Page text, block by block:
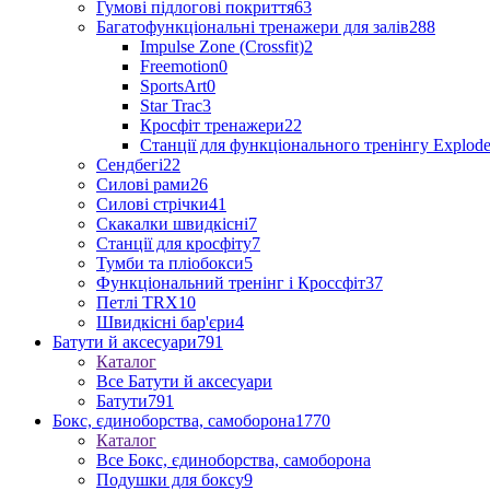
Гумові підлогові покриття63
Багатофункціональні тренажери для залів288
Impulse Zone (Crossfit)2
Freemotion0
SportsArt0
Star Trac3
Кросфіт тренажери22
Станції для функціонального тренінгу Explode
Сендбегі22
Силові рами26
Силові стрічки41
Скакалки швидкісні7
Станції для кросфіту7
Тумби та пліобокси5
Функціональний тренінг і Кроссфіт37
Петлі TRX10
Швидкісні бар'єри4
Батути й аксесуари791
Каталог
Все Батути й аксесуари
Батути791
Бокс, єдиноборства, самоборона1770
Каталог
Все Бокс, єдиноборства, самоборона
Подушки для боксу9